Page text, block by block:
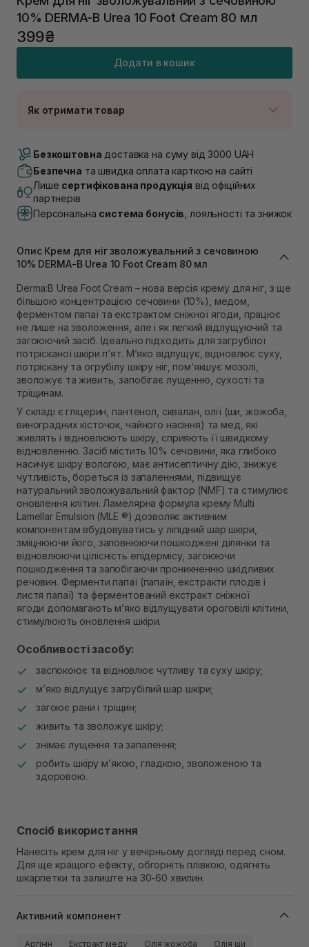
10% DERMA-B Urea 10 Foot Cream 80 мл
399₴
Додати в кошик
Як отримати товар
Немає в наявності!
В наявності
Самовивіз м. Львів, вул. Академіка Підстригача, 1В
(Duck’s Lake)
Немає в наявності!
В наявності
Самовивіз м. Львів, вул. Степана Бандери 45
Самовивіз м. Рівне, вул. 16-го Липня, 15
В наявності
Самовивіз м. Рівне, вул. Кулика і Гудачека 23 (ТЦ
Екватор)
Немає в наявності!
Безкоштовна доставка на суму від 3000 UAH
Безпечна та швидка оплата карткою на сайті
Лише сертифікована продукція від офіційних
партнерів
Персональна система бонусів , лояльності та знижок
Опис Крем для ніг зволожувальний з сечовиною
10% DERMA-B Urea 10 Foot Cream 80 мл
Derma:B Urea Foot Cream – нова версія крему для ніг, з ще
більшою концентрацією сечовини (10%), медом,
ферментом папаї та екстрактом сніжної ягоди, працює
не лише на зволоження, але і як легкий відлущуючий та
загоюючий засіб. Ідеально підходить для загрубілої
потрісканої шкіри п’ят. М’яко відлущує, відновлює суху,
потріскану та огрубілу шкіру ніг, пом’якшує мозолі,
зволожує та живить, запобігає лущенню, сухості та
тріщинам.
У складі є гліцерин, пантенол, сквалан, олії (ши, жожоба,
виноградних кісточок, чайного насіння) та мед , які
живлять і відновлюють шкіру, сприяють її швидкому
відновленню. Засіб містить 10% сечовини, яка глибоко
насичує шкіру вологою, має антисептичну дію, знижує
чутливість, бореться із запаленнями, підвищує
натуральний зволожувальний фактор (NMF) та стимулює
оновлення клітин. Ламелярна формула крему Multi
Lamellar Emulsion (MLE ®) дозволяє активним
компонентам вбудовуватись у ліпідний шар шкіри,
зміцнюючи його, заповнюючи пошкоджені ділянки та
відновлюючи цілісність епідермісу, загоюючи
пошкодження та запобігаючи проникненню шкідливих
речовин. Ферменти папаї (папаїн, екстракти плодів і
листя папаї) та ферментований екстракт сніжної
ягоди допомагають м’яко відлущувати ороговілі клітини,
стимулюють оновлення шкіри.
Особливості засобу:
заспокоює та відновлює чутливу та суху шкіру;
м’яко відлущує загрубілий шар шкіри;
загоює рани і тріщин;
живить та зволожує шкіру;
знімає лущення та запалення;
робить шкіру м’якою, гладкою, зволоженою та
здоровою.
Спосіб використання
Нанесіть крем для ніг у вечірньому догляді перед сном.
Для ще кращого ефекту, обгорніть плівкою, одягніть
шкарпетки та залиште на 30-60 хвилин.
Активний компонент
Аргінін Екстракт меду Олія жожоба
Олія ши